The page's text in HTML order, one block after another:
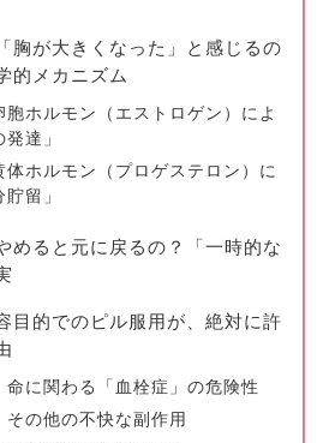
胸が大きくなった」と感じるの
的メカニズム
ホルモン（エストロゲン）によ
達」
ホルモン（プロゲステロン）に
留」
めると元に戻るの？「一時的な
目的でのピル服用が、絶対に許
に関わる「血栓症」の危険性
の他の不快な副作用